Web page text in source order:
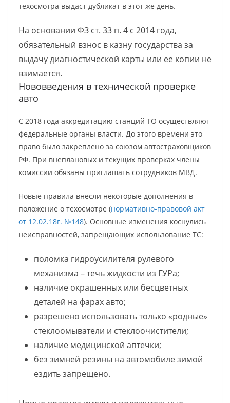
техосмотра выдаст дубликат в этот же день.
На основании ФЗ ст. 33 п. 4 с 2014 года,
обязательный взнос в казну государства за
выдачу диагностической карты или ее копии не
взимается.
Нововведения в технической проверке
авто
С 2018 года аккредитацию станций ТО осуществляют
федеральные органы власти. До этого времени это
право было закреплено за союзом автостраховщиков
РФ. При внеплановых и текущих проверках члены
комиссии обязаны приглашать сотрудников МВД.
Новые правила внесли некоторые дополнения в
положение о техосмотре (нормативно-правовой акт
от 12.02.18г. №148). Основные изменения коснулись
неисправностей, запрещающих использование ТС:
поломка гидроусилителя рулевого
механизма – течь жидкости из ГУРа;
наличие окрашенных или бесцветных
деталей на фарах авто;
разрешено использовать только «родные»
стеклоомыватели и стеклоочистители;
наличие медицинской аптечки;
без зимней резины на автомобиле зимой
ездить запрещено.